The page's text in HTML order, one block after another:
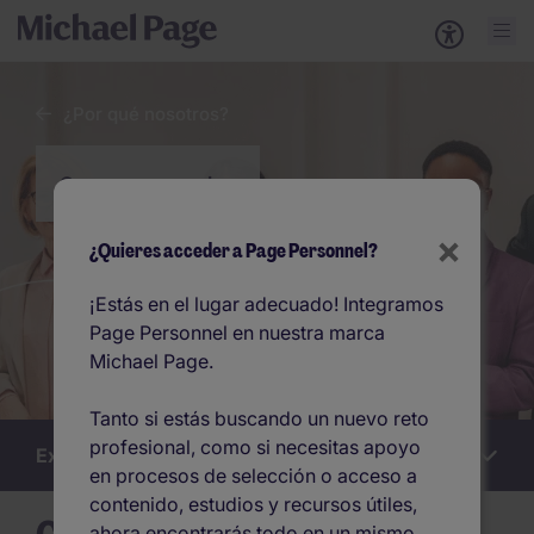
Career progression
WorkExplora esta sección
×
¿Quieres acceder a Page Personnel?
¡Estás en el lugar adecuado! Integramos
Page Personnel en nuestra marca
Michael Page.
Tanto si estás buscando un nuevo reto
profesional, como si necesitas apoyo
en procesos de selección o acceso a
contenido, estudios y recursos útiles,